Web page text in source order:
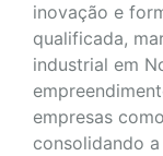
inovação e
qualificada,
industrial em
empresas
consolidando